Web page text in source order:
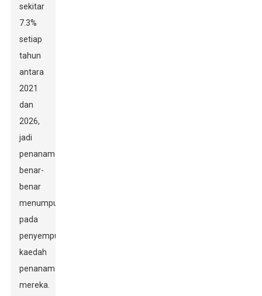
sekitar
7.3%
setiap
tahun
antara
2021
dan
2026,
jadi
penanam
benar-
benar
menumpukan
pada
penyempurnaan
kaedah
penanaman
mereka.